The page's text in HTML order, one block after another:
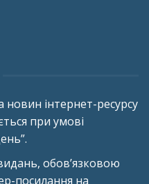
новин інтернет-ресурсу
при умові
обов’язковою
посилання на